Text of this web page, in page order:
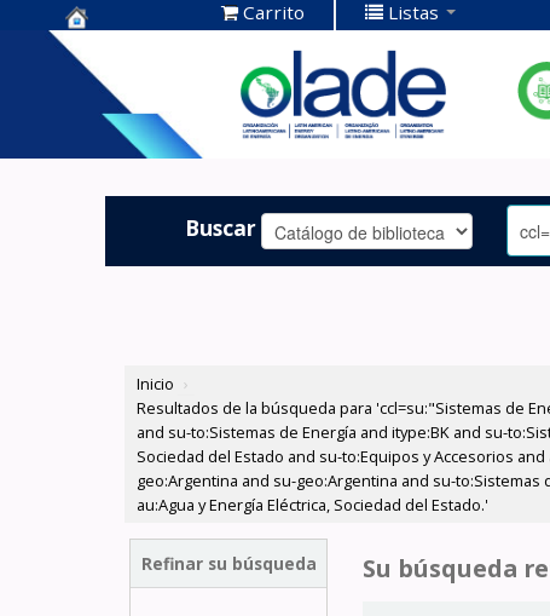
Centro de
Documentación
OLADE -
Carrito Listas
Buscar
Inicio ›
Resultados de la búsqueda para 'ccl=su:"Sistemas de
and su-to:Sistemas de Energía and itype:BK and su-
Sociedad del Estado and su-to:Equipos y Accesorios
geo:Argentina and su-geo:Argentina and su-to:Sistemas
au:Agua y Energía Eléctrica, Sociedad del Estado.'
Refinar su búsqueda Su búsqueda